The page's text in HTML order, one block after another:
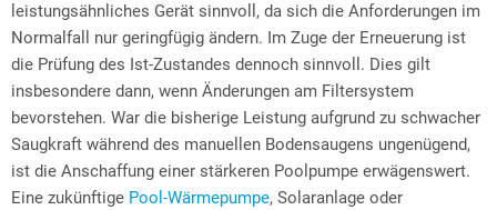
leistungsähnliches Gerät sinnvoll, da sich die Anforderungen im
Normalfall nur geringfügig ändern. Im Zuge der Erneuerung ist
die Prüfung des Ist-Zustandes dennoch sinnvoll. Dies gilt
insbesondere dann, wenn Änderungen am Filtersystem
bevorstehen. War die bisherige Leistung aufgrund zu schwacher
Saugkraft während des manuellen Bodensaugens ungenügend,
ist die Anschaffung einer stärkeren Poolpumpe erwägenswert.
Eine zukünftige Pool-Wärmepumpe, Solaranlage oder